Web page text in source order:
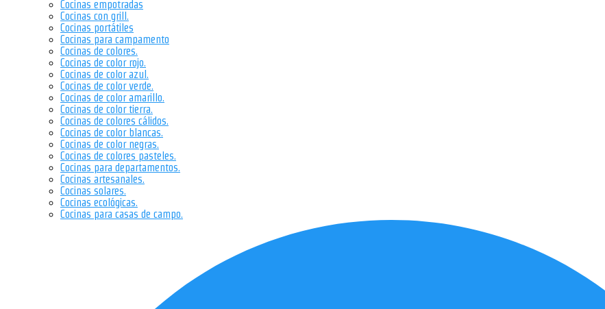
Cocinas empotradas
Cocinas con grill.
Cocinas portátiles
Cocinas para campamento
Cocinas de colores.
Cocinas de color rojo.
Cocinas de color azul.
Cocinas de color verde.
Cocinas de color amarillo.
Cocinas de color tierra.
Cocinas de colores cálidos.
Cocinas de color blancas.
Cocinas de color negras.
Cocinas de colores pasteles.
Cocinas para departamentos.
Cocinas artesanales.
Cocinas solares.
Cocinas ecológicas.
Cocinas para casas de campo.